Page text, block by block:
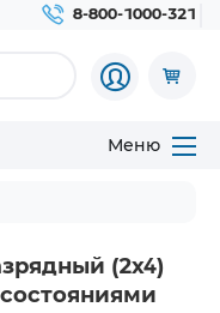
8-800-1000-321
Меню
(2х4)